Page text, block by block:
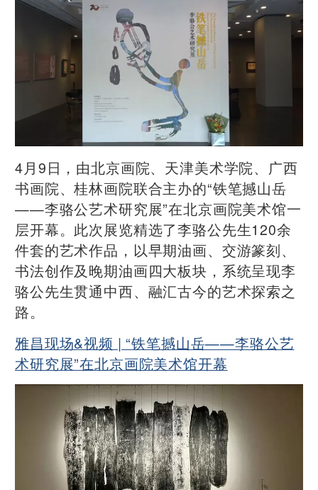
4月9日，由北京画院、天津美术学院、广西
书画院、桂林画院联合主办的“铁笔撼山岳
——李骆公艺术研究展”在北京画院美术馆一
层开幕。此次展览精选了李骆公先生120余
件套的艺术作品，以早期油画、交游篆刻、
书法创作及晚期油画四大板块，系统呈现李
骆公先生贯通中西、融汇古今的艺术探索之
路。
雅昌现场&视频 | “铁笔撼山岳——李骆公艺
术研究展”在北京画院美术馆开幕